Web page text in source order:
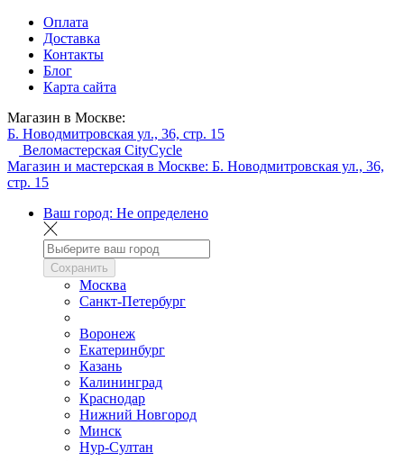
Оплата
Доставка
Контакты
Блог
Карта сайта
Магазин в Москве:
Б. Новодмитровская ул., 36, стр. 15
Веломастерская CityCycle
Магазин и мастерская в Москве: Б. Новодмитровская ул., 36,
стр. 15
Ваш город: Не определено
Сохранить
Москва
Санкт-Петербург
Воронеж
Екатеринбург
Казань
Калининград
Краснодар
Нижний Новгород
Минск
Нур-Султан